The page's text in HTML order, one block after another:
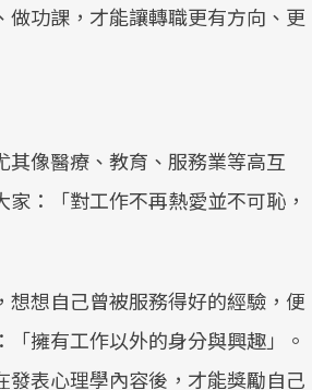
功課，才能讓轉職更有方向、更
像醫療、教育、服務業等高互
：「對工作不再熱愛並不可恥，
想自己曾被服務得好的經驗，便
擁有工作以外的身分與興趣」。
表心理學內容後，才能獎勵自己